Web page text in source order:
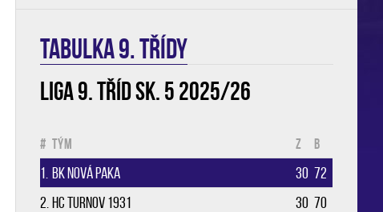
TABULKA 9. třídy
Liga 9. tříd sk. 5 2025/26
# Tým Z B
1. BK Nová Paka 30 72
2. HC Turnov 1931 30 70